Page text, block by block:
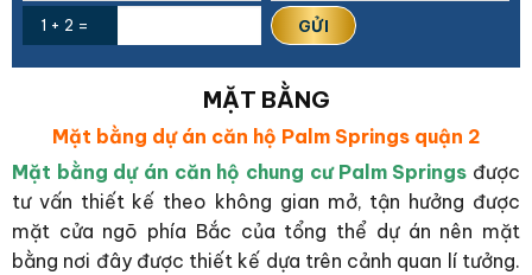
1 + 2 =
MẶT BẰNG
Mặt bằng dự án căn hộ Palm Springs quận 2
Mặt bằng dự án căn hộ chung cư Palm Springs được
tư vấn thiết kế theo không gian mở, tận hưởng được
mặt cửa ngõ phía Bắc của tổng thể dự án nên mặt
bằng nơi đây được thiết kế dựa trên cảnh quan lí tưởng.